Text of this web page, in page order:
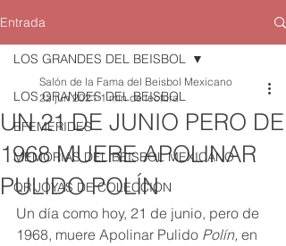
Entrada
LOS GRANDES DEL BEISBOL
EFEMERIDES
MEMORIAS DEL BEISBOL MEXICANO
QR JOYAS DE COLECCION
LOS GRANDES DEL BEISBOL
UN 21 DE JUNIO PERO DE
1968 MUERE APOLINAR
PULIDO POLÍN
Salón de la Fama del Beisbol Mexicano
22 jun 2021 1 min de lectura
Un día como hoy, 21 de junio, pero de
1968, muere Apolinar Pulido Polín, en